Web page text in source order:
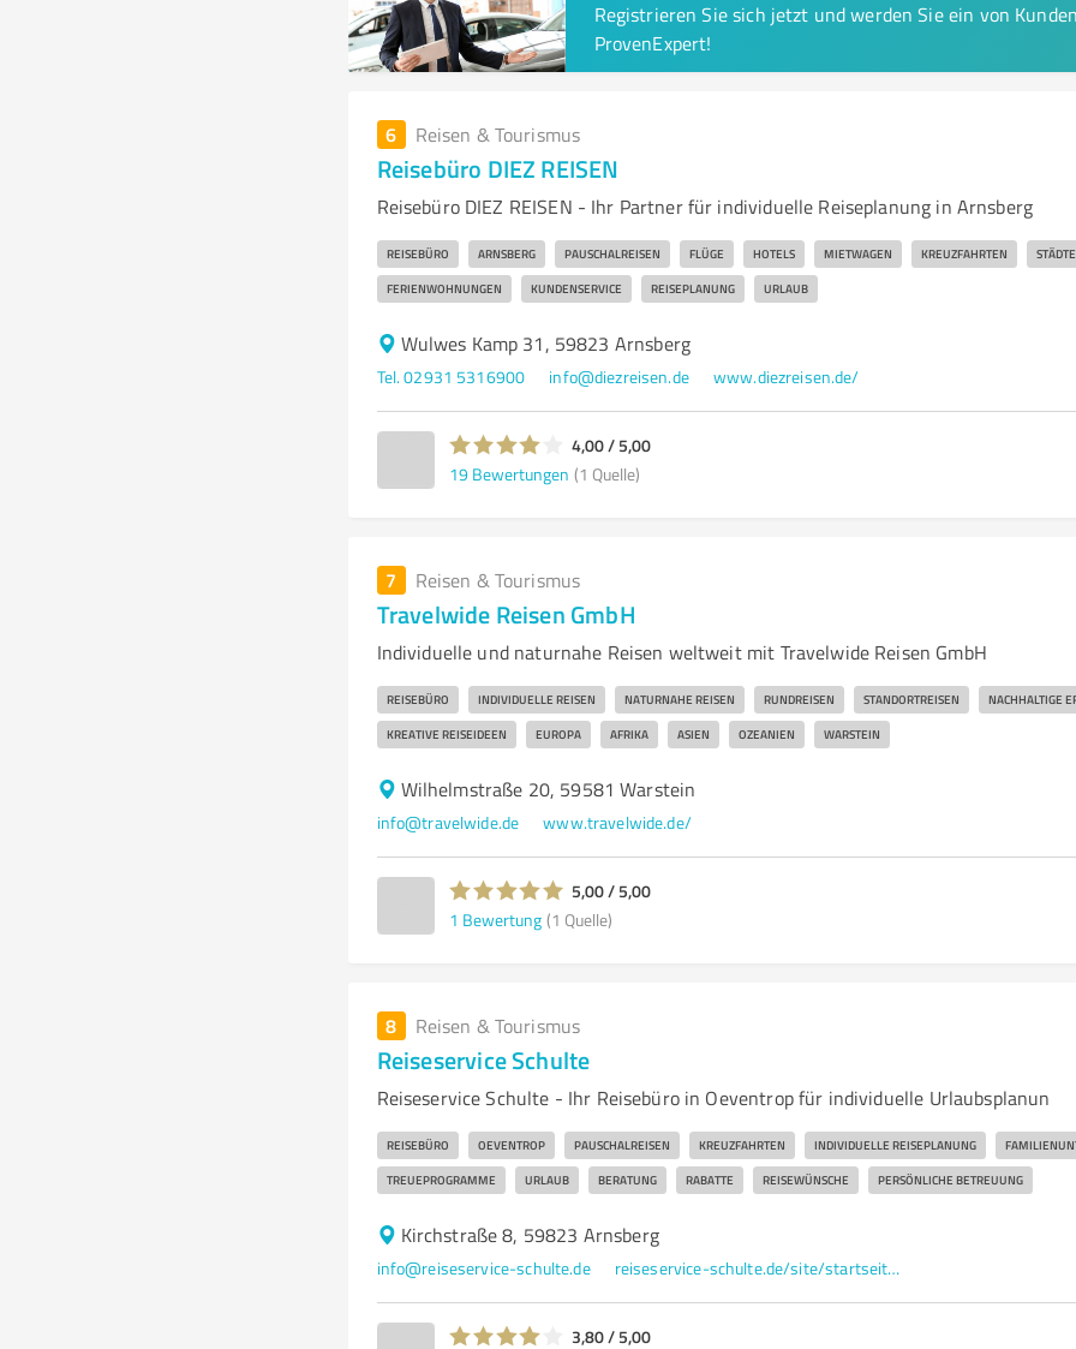
Registrieren Sie sich jetzt und werden Sie ein von
ProvenExpert!
6 Reisen & Tourismus
Reisebüro DIEZ REISEN
Reisebüro DIEZ REISEN - Ihr Partner für individuelle Reiseplanung in Arnsberg
REISEBÜRO ARNSBERG PAUSCHALREISEN FLÜGE HOTELS MIETWAGEN KREUZFAHRTEN
FERIENWOHNUNGEN KUNDENSERVICE REISEPLANUNG URLAUB
Wulwes Kamp 31, 59823 Arnsberg
Tel. 02931 5316900 info@diezreisen.de www.diezreisen.de/
4,00 / 5,00
19 Bewertungen (1 Quelle)
7 Reisen & Tourismus
Travelwide Reisen GmbH
Individuelle und naturnahe Reisen weltweit mit Travelwide Reisen GmbH
REISEBÜRO INDIVIDUELLE REISEN NATURNAHE REISEN RUNDREISEN STANDORTREISEN NACHHALTIGE
KREATIVE REISEIDEEN EUROPA AFRIKA ASIEN OZEANIEN WARSTEIN
Wilhelmstraße 20, 59581 Warstein
info@travelwide.de www.travelwide.de/
5,00 / 5,00
1 Bewertung (1 Quelle)
8 Reisen & Tourismus
Reiseservice Schulte
Reiseservice Schulte - Ihr Reisebüro in Oeventrop für individuelle Urlaubsplanun
REISEBÜRO OEVENTROP PAUSCHALREISEN KREUZFAHRTEN INDIVIDUELLE REISEPLANUNG
TREUEPROGRAMME URLAUB BERATUNG RABATTE REISEWÜNSCHE PERSÖNLICHE BETREUUNG
Kirchstraße 8, 59823 Arnsberg
info@reiseservice-schulte.de reiseservice-schulte.de/site/startseite/
3,80 / 5,00